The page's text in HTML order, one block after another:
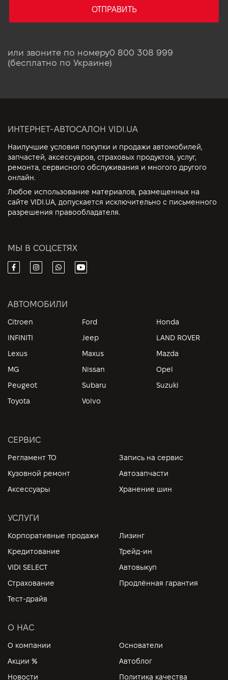
ОТПРАВИТЬ
или звоните по номеру0 800 308 999
(бесплатно по Украине)
ИНТЕРНЕТ-АВТОСАЛОН VIDI.UA
Наилучшие условия покупки и продажи автомобилей,
запчастей, аксессуаров, страховых продуктов, услуг,
ремонта, сервисного обслуживания и многого другого
онлайн.
Любое использование материалов, размещенных на
сайте VIDI.UA, допускается исключительно с письменного
разрешения правообладателя.
МЫ В СОЦСЕТЯХ
АВТОМОБИЛИ
Citroen Ford
Honda
INFINITI
Jeep
LAND ROVER
Lexus
Maxus
Mazda
MG
Nissan
Opel
Peugeot
Subaru
Suzuki
Toyota
Volvo
СЕРВИС
Регламент ТО
Запись на сервис
Кузовной ремонт
Автозапчасти
Аксессуары
Хранение шин
УСЛУГИ
Корпоративные продажи
Лизинг
Кредитование
Трейд-ин
VIDI SELECT
Автовыкуп
Страхование
Продлённая гарантия
Тест-драйв
О НАС
О компании
Основатели
Акции %
Автоблог
Новости
Политика качества